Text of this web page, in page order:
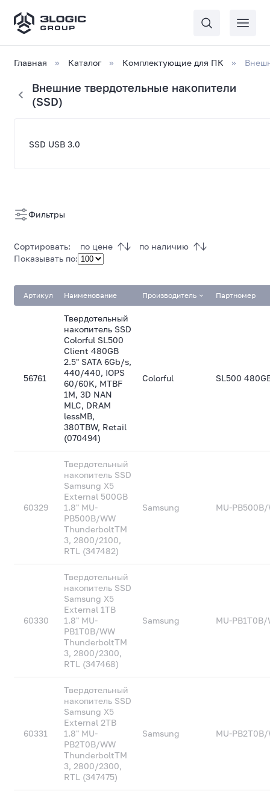
Главная Каталог Комплектующие для ПК
Внешние твердотельные накопители
(SSD)
товаров
SSD USB 3.0
Сортировать: по цене
по наличию
Показывать по:
Фильтры
Артикул Наименование Производитель Партномер
56761
Твердотельный
накопитель SSD
Colorful SL500
Client 480GB
2.5" SATA 6Gb/s,
440/440, IOPS
60/60K, MTBF
1M, 3D NAN
MLC, DRAM
lessMB,
380TBW, Retail
(070494)
Colorful SL500
60329
Твердотельный
накопитель SSD
Samsung X5
External 500GB
1.8" MU-
PB500B/WW
ThunderboltTM
3, 2800/2100,
RTL (347482)
Samsung MU-PB500B/
60330
Твердотельный
накопитель SSD
Samsung X5
External 1TB
1.8" MU-
PB1T0B/WW
ThunderboltTM
3, 2800/2300,
RTL (347468)
Samsung MU-PB1T0B/
60331
Твердотельный
накопитель SSD
Samsung X5
External 2TB
1.8" MU-
PB2T0B/WW
ThunderboltTM
3, 2800/2300,
RTL (347475)
Samsung MU-PB2T0B/